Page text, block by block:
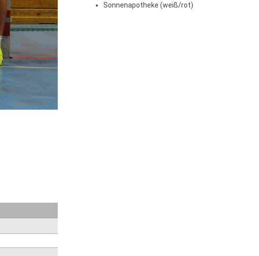
Sonnenapotheke (weiß/rot)